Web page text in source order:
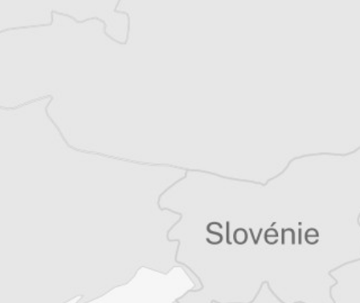
Tous nos articles de Radio Slobodna Evropa